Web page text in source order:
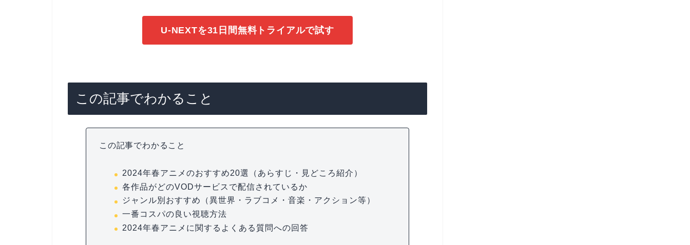
U-NEXTを31日間無料トライアルで試す
この記事でわかること
この記事でわかること
2024年春アニメのおすすめ20選（あらすじ・見どころ紹介）
各作品がどのVODサービスで配信されているか
ジャンル別おすすめ（異世界・ラブコメ・音楽・アクション等）
一番コスパの良い視聴方法
2024年春アニメに関するよくある質問への回答